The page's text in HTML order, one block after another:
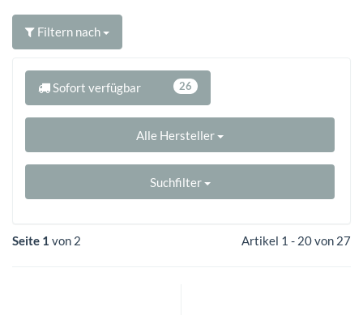
Filtern nach
26
Sofort verfügbar
Alle Hersteller
Suchfilter
Seite 1 von 2 Artikel 1 - 20 von 27